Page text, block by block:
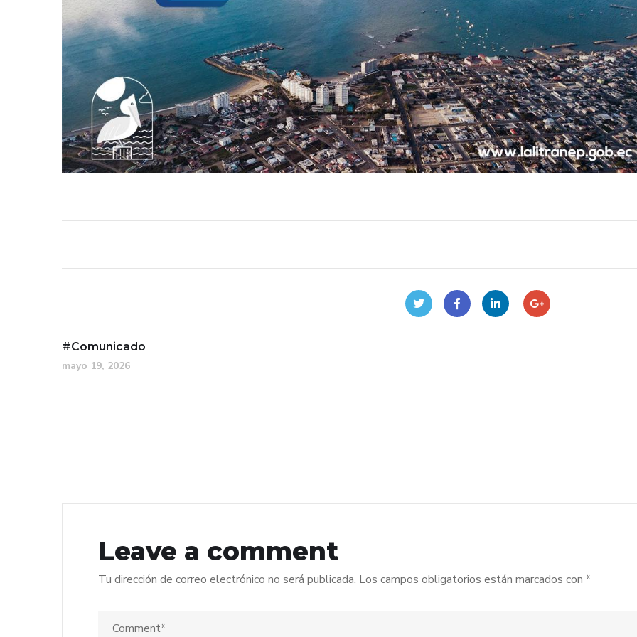
#Comunicado
mayo 19, 2026
Leave a comment
Tu dirección de correo electrónico no será publicada. Los campos obligatorios están marcados con *